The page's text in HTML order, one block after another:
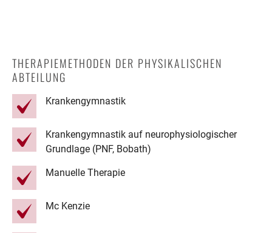
THERAPIEMETHODEN DER PHYSIKALISCHEN
ABTEILUNG
Krankengymnastik
Krankengymnastik auf neurophysiologischer
Grundlage (PNF, Bobath)
Manuelle Therapie
Mc Kenzie